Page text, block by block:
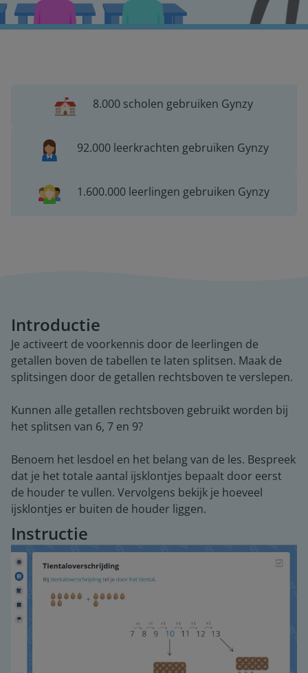
8.000 scholen gebruiken Gynzy
92.000 leerkrachten gebruiken Gynzy
1.600.000 leerlingen gebruiken Gynzy
Introductie
Je activeert de voorkennis door de leerlingen de
getallen boven de tabellen te laten splitsen. Maak de
splitsingen door de getallen rechtsboven te verslepen.
Kunnen alle getallen rechtsboven gebruikt worden bij
het splitsen van 6, 7 en 9?
Benoem het lesdoel en het belang van de les. Bespreek
dat je het totale aantal ijsklontjes bepaalt door eerst
de houder te vullen. Vervolgens bekijk je hoeveel
ijsklontjes er buiten de houder liggen.
Instructie